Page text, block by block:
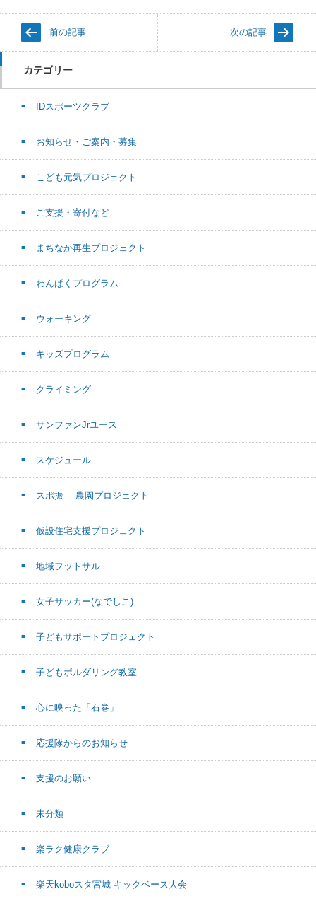
前の記事 次の記事
カテゴリー
IDスポーツクラブ
お知らせ・ご案内・募集
こども元気プロジェクト
ご支援・寄付など
まちなか再生プロジェクト
わんぱくプログラム
ウォーキング
キッズプログラム
クライミング
サンファンJrユース
スケジュール
スポ振 農園プロジェクト
仮設住宅支援プロジェクト
地域フットサル
女子サッカー(なでしこ)
子どもサポートプロジェクト
子どもボルダリング教室
心に映った「石巻」
応援隊からのお知らせ
支援のお願い
未分類
楽ラク健康クラブ
楽天koboスタ宮城 キックベース大会